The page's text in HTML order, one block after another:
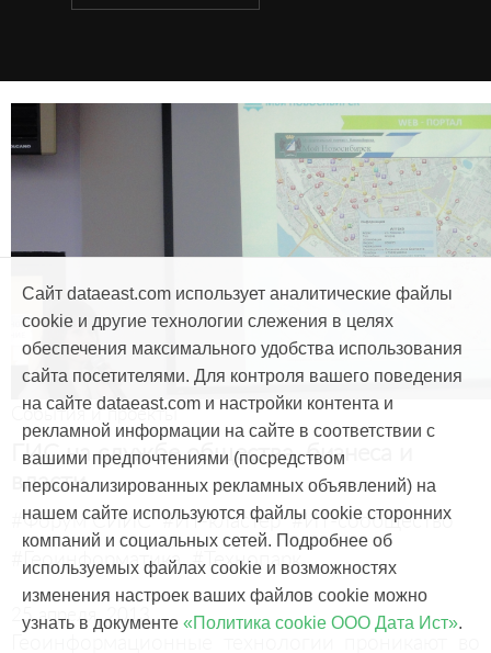
События и проекты
ГИС на службе общества, бизнеса и
власти
#Форум СИИС #ИТ-кластер #ИТ-сообщество
#Геоинформатика #Технопарк
25 апреля, 2013
Сайт dataeast.com использует аналитические файлы
cookie и другие технологии слежения в целях
обеспечения максимального удобства использования
сайта посетителями. Для контроля вашего поведения
на сайте dataeast.com и настройки контента и
рекламной информации на сайте в соответствии с
вашими предпочтениями (посредством
персонализированных рекламных объявлений) на
нашем сайте используются файлы cookie сторонних
компаний и социальных сетей. Подробнее об
используемых файлах cookie и возможностях
изменения настроек ваших файлов cookie можно
узнать в документе «Политика cookie ООО Дата Ист».